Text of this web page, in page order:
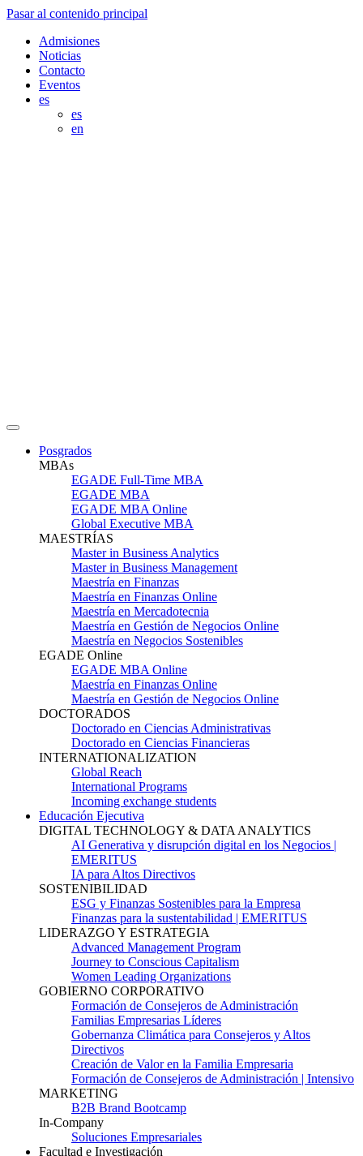
Pasar al contenido principal
Admisiones
Noticias
Contacto
Eventos
es
es
en
Posgrados
MBAs
EGADE Full-Time MBA
EGADE MBA
EGADE MBA Online
Global Executive MBA
MAESTRÍAS
Master in Business Analytics
Master in Business Management
Maestría en Finanzas
Maestría en Finanzas Online
Maestría en Mercadotecnia
Maestría en Gestión de Negocios Online
Maestría en Negocios Sostenibles
EGADE Online
EGADE MBA Online
Maestría en Finanzas Online
Maestría en Gestión de Negocios Online
DOCTORADOS
Doctorado en Ciencias Administrativas
Doctorado en Ciencias Financieras
INTERNATIONALIZATION
Global Reach
International Programs
Incoming exchange students
Educación Ejecutiva
DIGITAL TECHNOLOGY & DATA ANALYTICS
AI Generativa y disrupción digital en los Negocios |
EMERITUS
IA para Altos Directivos
SOSTENIBILIDAD
ESG y Finanzas Sostenibles para la Empresa
Finanzas para la sustentabilidad | EMERITUS
LIDERAZGO Y ESTRATEGIA
Advanced Management Program
Journey to Conscious Capitalism
Women Leading Organizations
GOBIERNO CORPORATIVO
Formación de Consejeros de Administración
Familias Empresarias Líderes
Gobernanza Climática para Consejeros y Altos
Directivos
Creación de Valor en la Familia Empresaria
Formación de Consejeros de Administración | Intensivo
MARKETING
B2B Brand Bootcamp
In-Company
Soluciones Empresariales
Facultad e Investigación